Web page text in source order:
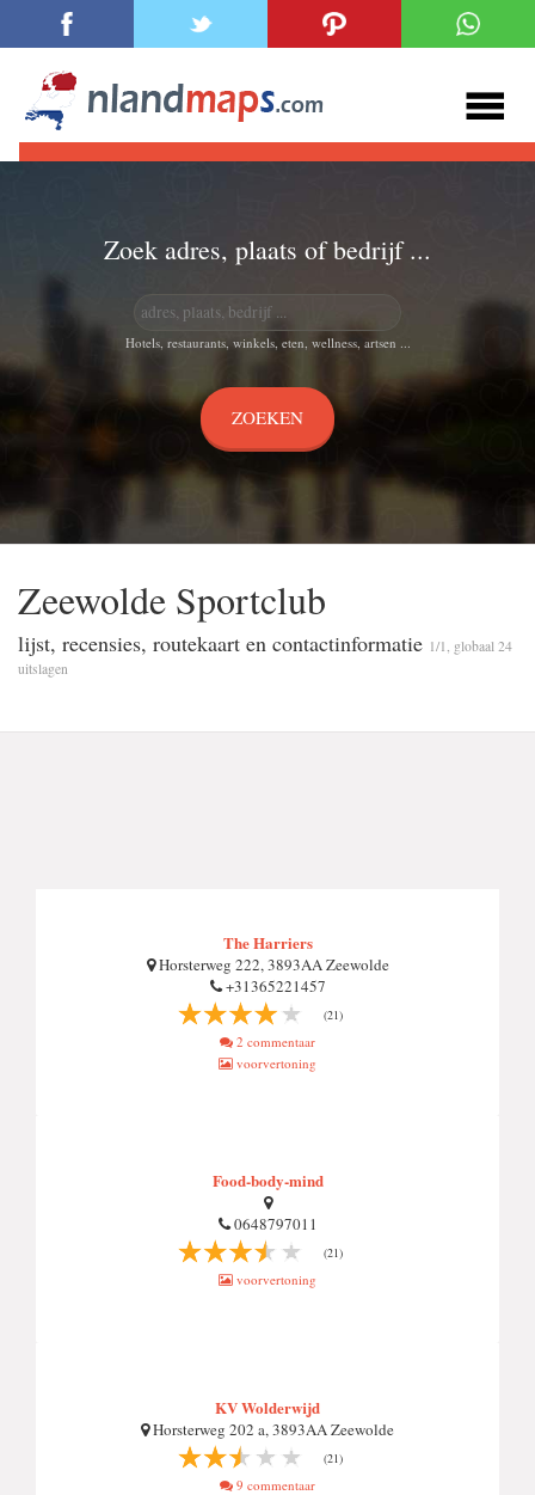
Zoek adres, plaats of bedrijf ...
Hotels, restaurants, winkels, eten, wellness, artsen ...
Zeewolde Sportclub
lijst, recensies, routekaart en contactinformatie 1/1, globaal 24
uitslagen
The Harriers
Horsterweg 222, 3893AA Zeewolde
+31365221457
(21)
2 commentaar
voorvertoning
Food-body-mind
0648797011
(21)
voorvertoning
KV Wolderwijd
Horsterweg 202 a, 3893AA Zeewolde
(21)
9 commentaar